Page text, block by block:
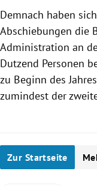
Demnach haben
Abschiebungen die
Administration an
Dutzend Personen
zu Beginn des
zumindest der
Zur Startseite